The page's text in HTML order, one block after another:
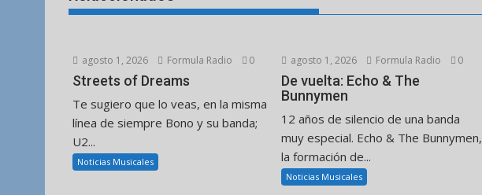
agosto 1, 2026 Formula Radio 0
Streets of Dreams
Te sugiero que lo veas, en la misma
línea de siempre Bono y su banda;
U2...
Noticias Musicales
agosto 1, 2026 Formula Radio 0
De vuelta: Echo & The
Bunnymen
12 años de silencio de una banda
muy especial. Echo & The Bunnymen,
la formación de...
Noticias Musicales